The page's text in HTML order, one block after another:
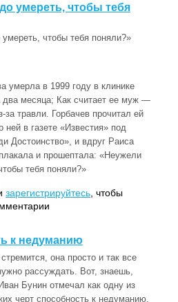
умереть, чтобы тебя
чтобы тебя поняли?»
умерла в 1999 году в клинике
месяца; Как считает ее муж —
за травли. Горбачев прочитал ей
ней в газете «Известия» под
Достоинство», и вдруг Раиса
и прошептала: «Неужели
тебя поняли?»
зарегистрируйтесь , чтобы
к недуманию
она просто и так все
рассуждать. Вот, знаешь,
Бунин отмечал как одну из
черт способность к недуманию.